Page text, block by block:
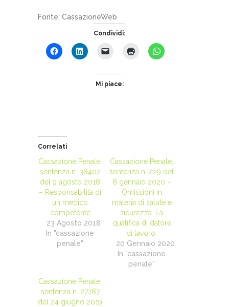
Fonte: CassazioneWeb
Condividi:
Mi piace:
Correlati
Cassazione Penale,
sentenza n. 38402
del 9 agosto 2018
– Responsabilità di
un medico
competente
23 Agosto 2018
In "cassazione
penale"
Cassazione Penale,
sentenza n. 229 del
8 gennaio 2020 –
Omissioni in
materia di salute e
sicurezza. La
qualifica di datore
di lavoro.
20 Gennaio 2020
In "cassazione
penale"
Cassazione Penale,
sentenza n. 27787
del 24 giugno 2019